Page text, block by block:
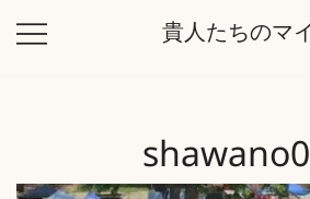
貴人たちのマ